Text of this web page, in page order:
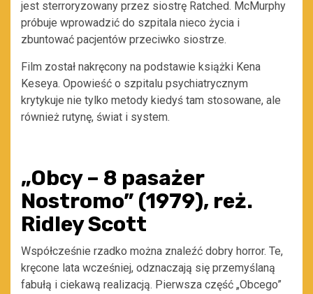
jest sterroryzowany przez siostrę Ratched. McMurphy
próbuje wprowadzić do szpitala nieco życia i
zbuntować pacjentów przeciwko siostrze.
Film został nakręcony na podstawie książki Kena
Keseya. Opowieść o szpitalu psychiatrycznym
krytykuje nie tylko metody kiedyś tam stosowane, ale
również rutynę, świat i system.
„Obcy – 8 pasażer
Nostromo” (1979), reż.
Ridley Scott
Współcześnie rzadko można znaleźć dobry horror. Te,
kręcone lata wcześniej, odznaczają się przemyślaną
fabułą i ciekawą realizacją. Pierwsza część „Obcego”